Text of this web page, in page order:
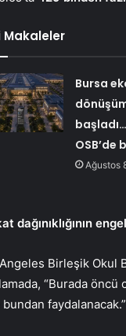
Makaleler
Bursa
başladı…
OSB’de
Ağustos
dağınıklığının
Birleşik Okul
“Burada